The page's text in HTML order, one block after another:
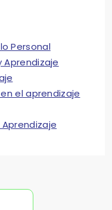
Personal
Aprendizaje
el aprendizaje